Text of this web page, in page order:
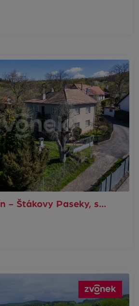
- Štákovy Paseky, s…